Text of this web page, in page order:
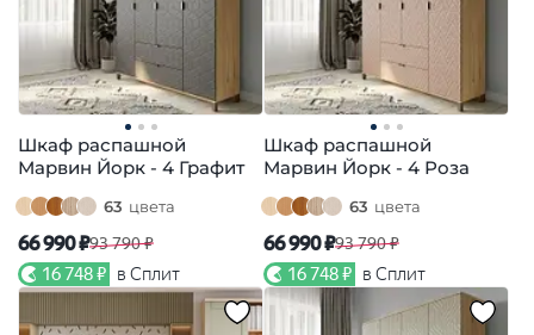
Шкаф распашной
Марвин Йорк - 4 Графит
63 цвета
66 990 ₽93 790 ₽
16 748 ₽ в Сплит
Шкаф распашной
Марвин Йорк - 4 Роза
63 цвета
66 990 ₽93 790 ₽
16 748 ₽ в Сплит